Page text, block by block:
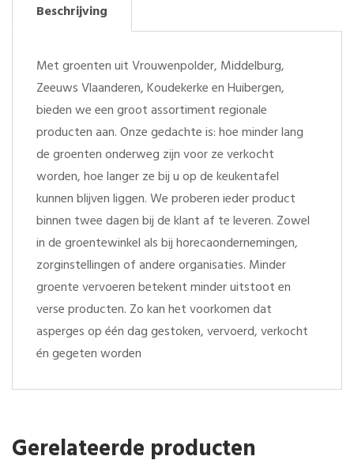
Beschrijving
Met groenten uit Vrouwenpolder, Middelburg,
Zeeuws Vlaanderen, Koudekerke en Huibergen,
bieden we een groot assortiment regionale
producten aan. Onze gedachte is: hoe minder lang
de groenten onderweg zijn voor ze verkocht
worden, hoe langer ze bij u op de keukentafel
kunnen blijven liggen. We proberen ieder product
binnen twee dagen bij de klant af te leveren. Zowel
in de groentewinkel als bij horecaondernemingen,
zorginstellingen of andere organisaties. Minder
groente vervoeren betekent minder uitstoot en
verse producten. Zo kan het voorkomen dat
asperges op één dag gestoken, vervoerd, verkocht
én gegeten worden
Gerelateerde producten